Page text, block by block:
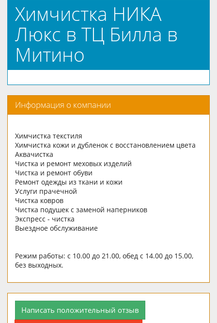
Химчистка НИКА
Люкс в ТЦ Билла в
Митино
Информация о компании
Химчистка текстиля
Химчистка кожи и дубленок с восстановлением цвета
Аквачистка
Чистка и ремонт меховых изделий
Чистка и ремонт обуви
Ремонт одежды из ткани и кожи
Услуги прачечной
Чистка ковров
Чистка подушек с заменой наперников
Экспресс - чистка
Выездное обслуживание
Режим работы: с 10.00 до 21.00, обед с 14.00 до 15.00,
без выходных.
Написать положительный отзыв